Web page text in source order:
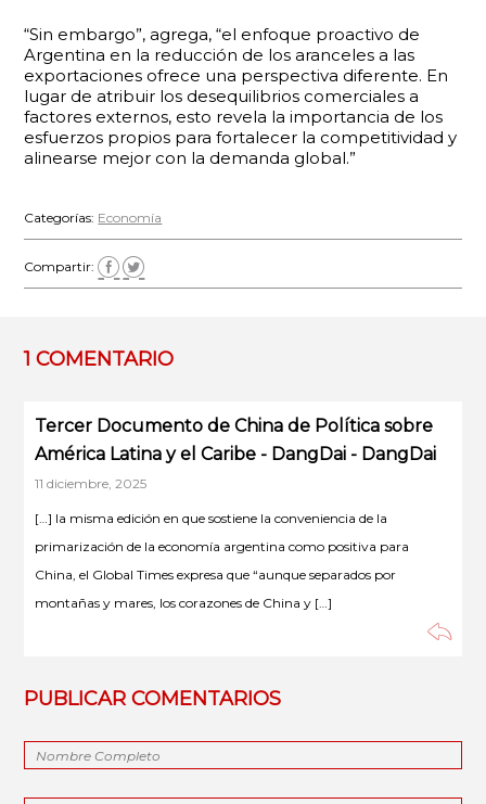
“Sin embargo”, agrega, “el enfoque proactivo de
Argentina en la reducción de los aranceles a las
exportaciones ofrece una perspectiva diferente. En
lugar de atribuir los desequilibrios comerciales a
factores externos, esto revela la importancia de los
esfuerzos propios para fortalecer la competitividad y
alinearse mejor con la demanda global.”
Categorías: Economía
Compartir:
1 COMENTARIO
Tercer Documento de China de Política sobre
América Latina y el Caribe - DangDai - DangDai
11 diciembre, 2025
[…] la misma edición en que sostiene la conveniencia de la
primarización de la economía argentina como positiva para
China, el Global Times expresa que “aunque separados por
montañas y mares, los corazones de China y […]
PUBLICAR COMENTARIOS